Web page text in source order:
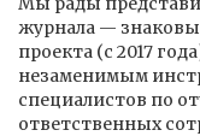
журнала —
проекта (с 2017
незаменимым
специалистов по
ответственных